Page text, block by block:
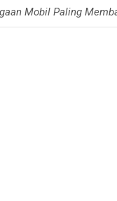
Mobil Paling